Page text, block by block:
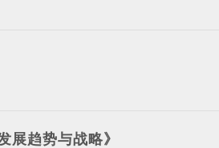
展趋势与战略》